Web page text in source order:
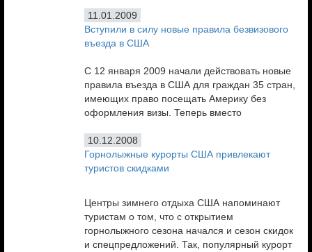
11.01.2009
Вступили в силу новые правила безвизового
въезда в США
С 12 января 2009 начали действовать новые
правила въезда в США для граждан 35 стран,
имеющих право посещать Америку без
оформления визы. Теперь вместо
10.12.2008
Горнолыжные курорты США привлекают
туристов скидками
Центры зимнего отдыха США напоминают
туристам о том, что с открытием
горнолыжного сезона начался и сезон скидок
и спецпредложений. Так, популярный курорт